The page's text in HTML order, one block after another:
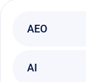
AEO
AI